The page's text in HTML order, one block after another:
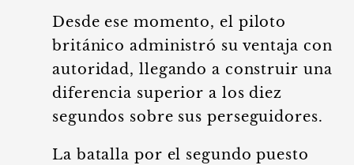
Desde ese momento, el piloto
británico administró su ventaja con
autoridad, llegando a construir una
diferencia superior a los diez
segundos sobre sus perseguidores.
La batalla por el segundo puesto